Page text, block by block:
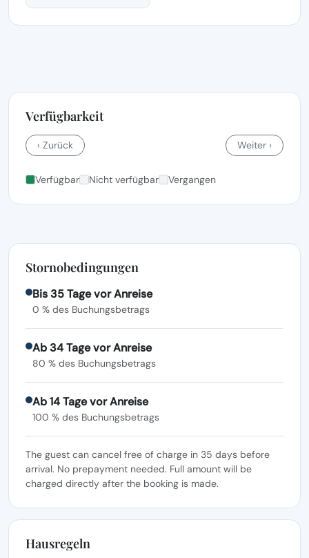
Verfügbarkeit
‹ Zurück Weiter ›
Verfügbar Nicht verfügbar Vergangen
Stornobedingungen
Bis 35 Tage vor Anreise
0 % des Buchungsbetrags
Ab 34 Tage vor Anreise
80 % des Buchungsbetrags
Ab 14 Tage vor Anreise
100 % des Buchungsbetrags
The guest can cancel free of charge in 35 days before
arrival. No prepayment needed. Full amount will be
charged directly after the booking is made.
Hausregeln